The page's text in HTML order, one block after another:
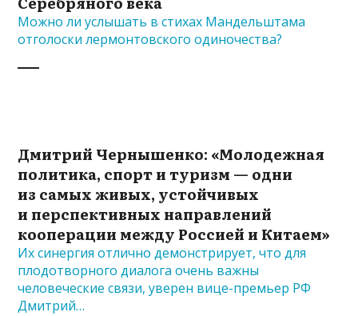
Можно ли услышать в стихах Мандельштама
отголоски лермонтовского одиночества?
Дмитрий Чернышенко: «Молодежная
политика, спорт и туризм — одни
из самых живых, устойчивых
и перспективных направлений
кооперации между Россией и Китаем»
Их синергия отлично демонстрирует, что для
плодотворного диалога очень важны
человеческие связи, уверен вице-премьер РФ
Дмитрий…